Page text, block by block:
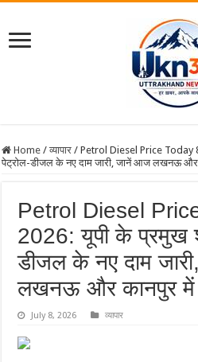
Home / व्यापार / Petrol Diesel Price Today
पेट्रोल-डीजल के नए दाम जारी, जानें आज लखनऊ और
Petrol Diesel
2026: यूपी के प्रमुख
डीजल के नए दाम
लखनऊ और कानपुर में
July 8, 2026 व्यापार